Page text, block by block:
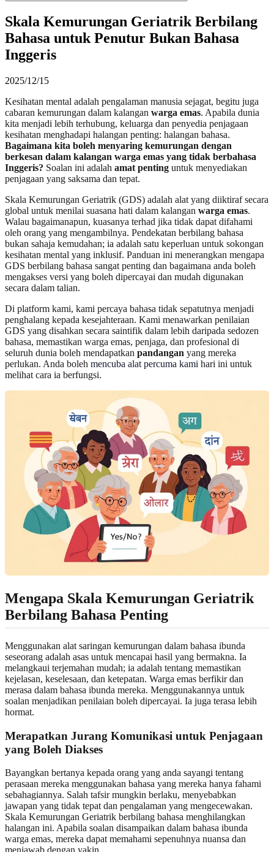
Skala Kemurungan Geriatrik Berbilang
Bahasa untuk Penutur Bukan Bahasa
Inggeris
2025/12/15
Kesihatan mental adalah pengalaman manusia sejagat, begitu juga
cabaran kemurungan dalam kalangan warga emas. Apabila dunia
kita menjadi lebih terhubung, keluarga dan penyedia penjagaan
kesihatan menghadapi halangan penting: halangan bahasa.
Bagaimana kita boleh menyaring kemurungan dengan
berkesan dalam kalangan warga emas yang tidak berbahasa
Inggeris? Soalan ini adalah amat penting untuk menyediakan
penjagaan yang saksama dan tepat.
Skala Kemurungan Geriatrik (GDS) adalah alat yang diiktiraf secara
global untuk menilai suasana hati dalam kalangan warga emas.
Walau bagaimanapun, kuasanya terhad jika tidak dapat difahami
oleh orang yang mengambilnya. Pendekatan berbilang bahasa
bukan sahaja kemudahan; ia adalah satu keperluan untuk sokongan
kesihatan mental yang inklusif. Panduan ini menerangkan mengapa
GDS berbilang bahasa sangat penting dan bagaimana anda boleh
mengakses versi yang boleh dipercayai dan mudah digunakan
secara dalam talian.
Di platform kami, kami percaya bahasa tidak sepatutnya menjadi
penghalang kepada kesejahteraan. Kami menawarkan penilaian
GDS yang disahkan secara saintifik dalam lebih daripada sedozen
bahasa, memastikan warga emas, penjaga, dan profesional di
seluruh dunia boleh mendapatkan pandangan yang mereka
perlukan. Anda boleh mencuba alat percuma kami hari ini untuk
melihat cara ia berfungsi.
Mengapa Skala Kemurungan Geriatrik
Berbilang Bahasa Penting
Menggunakan alat saringan kemurungan dalam bahasa ibunda
seseorang adalah asas untuk mencapai hasil yang bermakna. Ia
melangkaui terjemahan mudah; ia adalah tentang memastikan
kejelasan, keselesaan, dan ketepatan. Warga emas berfikir dan
merasa dalam bahasa ibunda mereka. Menggunakannya untuk
soalan menjadikan penilaian boleh dipercayai. Ia juga terasa lebih
hormat.
Merapatkan Jurang Komunikasi untuk Penjagaan
yang Boleh Diakses
Bayangkan bertanya kepada orang yang anda sayangi tentang
perasaan mereka menggunakan bahasa yang mereka hanya fahami
sebahagiannya. Salah tafsir mungkin berlaku, menyebabkan
jawapan yang tidak tepat dan pengalaman yang mengecewakan.
Skala Kemurungan Geriatrik berbilang bahasa menghilangkan
halangan ini. Apabila soalan disampaikan dalam bahasa ibunda
warga emas, mereka dapat memahami sepenuhnya nuansa dan